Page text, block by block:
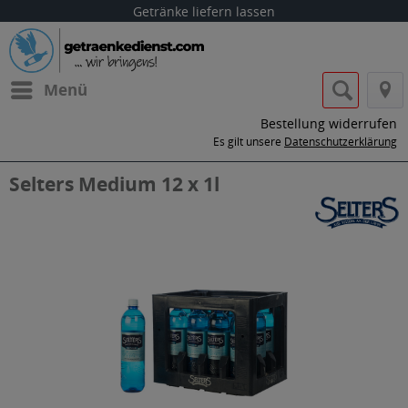
Getränke liefern lassen
Menü
Bestellung widerrufen
Es gilt unsere Datenschutzerklärung
Selters Medium 12 x 1l